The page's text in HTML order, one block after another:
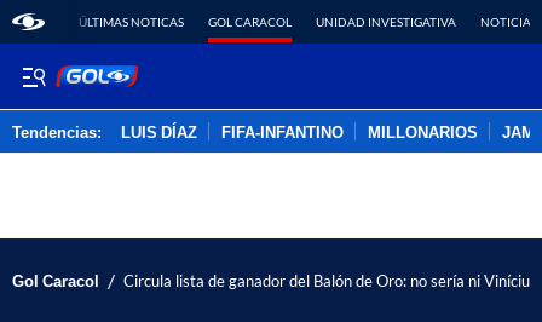
ÚLTIMAS NOTICAS GOL CARACOL UNIDAD INVESTIGATIVA NOTICIAS
Tendencias: LUIS DÍAZ FIFA-INFANTINO MILLONARIOS
Gol Caracol / Circula lista de ganador del Balón de Oro: no sería ni Vinícius